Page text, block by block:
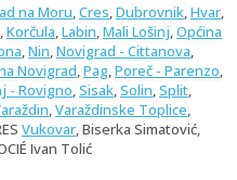
na Moru,Cres,Dubrovnik,Hvar,
,Korčula,Labin,Mali Lošinj,Općina
,Nin,Novigrad - Cittanova,
Novigrad,Pag,Poreč - Parenzo,
- Rovigno,Sisak,Solin,Split,
,Varaždinske Toplice,
Vukovar, Biserka Simatović,
Ivan Tolić